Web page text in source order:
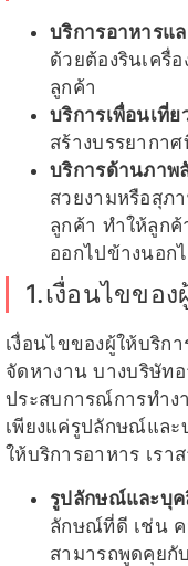
บริการอาหารแ
ด้วยต้องรินเครื่
ลูกค้า
บริการเพื่อนเที่ย
สร้างบรรยากา
บริการด้านภาพ
สวยงามหรือสุภ
ลูกค้า ทำให้ลูก
ออกไปข้างนอก
1.เงื่อนไขขอ
เงื่อนไขของผู้ให้บริก
จัดหางาน บางบริษัท
ประสบการณ์การทำ
เพียงแค่รูปลักษณ์แล
ให้บริการอาหาร เรา
รูปลักษณ์และบุค
ลักษณ์ที่ดี เช่น
สามารถพูดคุยกั